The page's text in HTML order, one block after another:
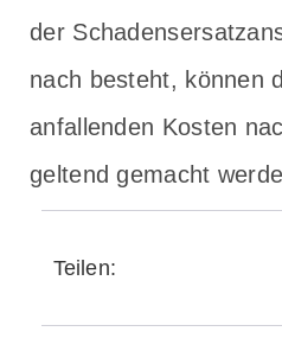
der
nach besteht, können
anfallenden Kosten
geltend gemacht
Teilen: